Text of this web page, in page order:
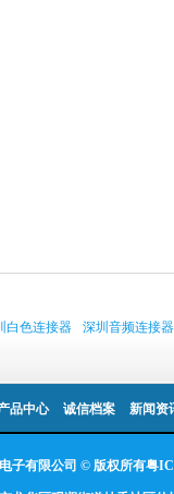
白色连接器 深圳音频连接器
品中心 诚信档案 新闻资
子有限公司 © 版权所有粤